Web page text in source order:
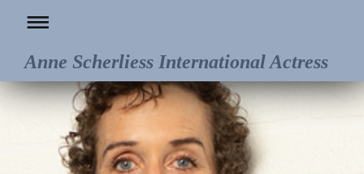
Anne Scherliess International Actress